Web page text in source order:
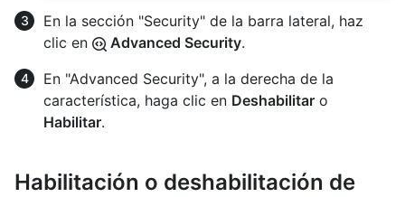
En la sección "Security" de la barra lateral, haz
clic en
Advanced Security.
En "Advanced Security", a la derecha de la
característica, haga clic en Deshabilitar o
Habilitar.
Habilitación o deshabilitación de